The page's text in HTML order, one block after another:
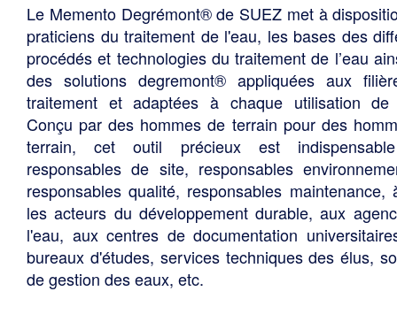
Le Memento Degrémont® de SUEZ met à
praticiens du traitement de l'eau, les bases des
procédés et technologies du traitement de l’eau
des solutions degremont® appliquées aux
traitement et adaptées à chaque utilisation de
Conçu par des hommes de terrain pour des
terrain, cet outil précieux est
responsables de site, responsables
responsables qualité, responsables maintenance,
les acteurs du développement durable, aux
l'eau, aux centres de documentation
bureaux d'études, services techniques des élus,
de gestion des eaux, etc.